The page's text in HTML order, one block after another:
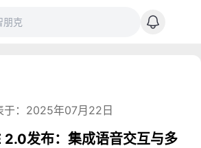
于：2025年07月22日
2.0发布：集成语音交互与多